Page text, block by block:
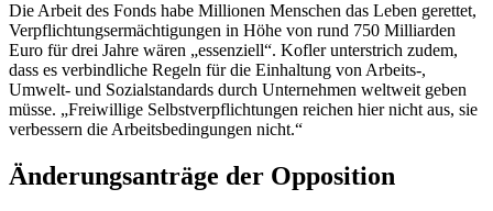
Die Arbeit des Fonds habe Millionen Menschen das Leben gerettet,
Verpflichtungsermächtigungen in Höhe von rund 750 Milliarden
Euro für drei Jahre wären „essenziell“. Kofler unterstrich zudem,
dass es verbindliche Regeln für die Einhaltung von Arbeits-,
Umwelt- und Sozialstandards durch Unternehmen weltweit geben
müsse. „Freiwillige Selbstverpflichtungen reichen hier nicht aus, sie
verbessern die Arbeitsbedingungen nicht.“
Änderungsanträge der Opposition